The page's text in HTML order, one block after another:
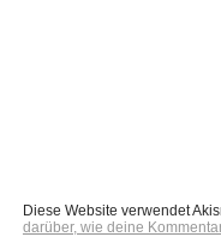
Diese Website verwendet
darüber, wie deine